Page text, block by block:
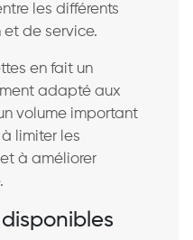
les différents
de service.
en fait un
adapté aux
volume important
limiter les
à améliorer